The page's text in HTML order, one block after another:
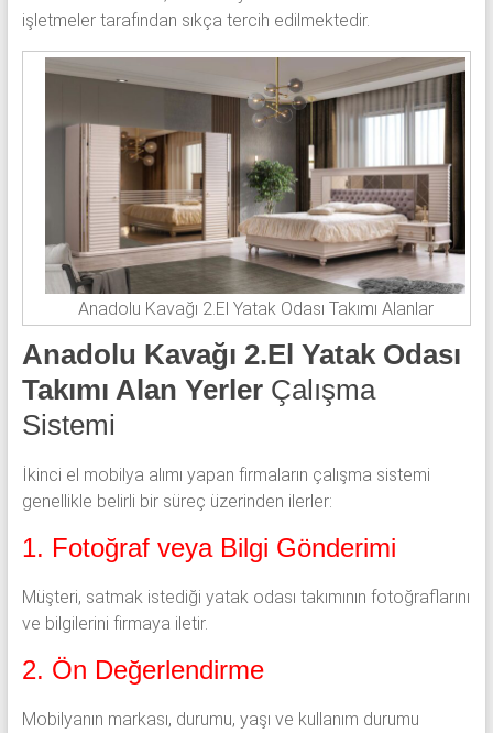
işletmeler tarafından sıkça tercih edilmektedir.
Anadolu Kavağı 2.El Yatak Odası Takımı Alanlar
Anadolu Kavağı 2.El Yatak Odası
Takımı Alan YerlerÇalışma
Sistemi
İkinci el mobilya alımı yapan firmaların çalışma sistemi
genellikle belirli bir süreç üzerinden ilerler:
1. Fotoğraf veya Bilgi Gönderimi
Müşteri, satmak istediği yatak odası takımının fotoğraflarını
ve bilgilerini firmaya iletir.
2. Ön Değerlendirme
Mobilyanın markası, durumu, yaşı ve kullanım durumu